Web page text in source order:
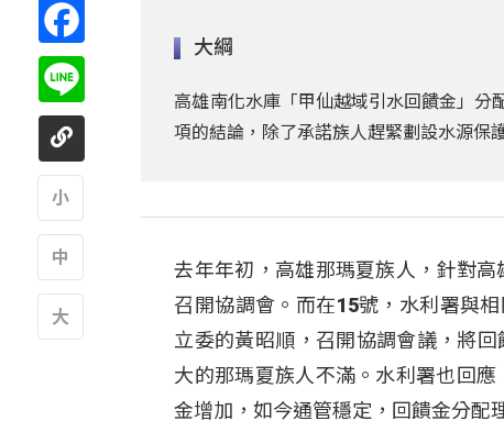
大綱
高雄南化水庫「甲仙越域引水回饋金」分
項的結論，除了承諾族人趕緊劃設水源保
去年年初，高雄那瑪夏族人，針對
召開協調會。而在15號，水利署與
立委的黃昭順，召開協調會議，將
大的那瑪夏族人不滿。水利署也回
金增加，如今通管穩定，回饋金分配